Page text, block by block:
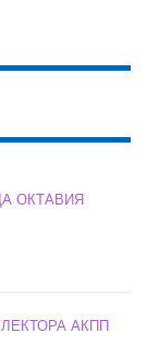
ОКТАВИЯ
АКПП